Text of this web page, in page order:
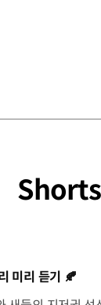
Shorts
미리 듣기 🍂